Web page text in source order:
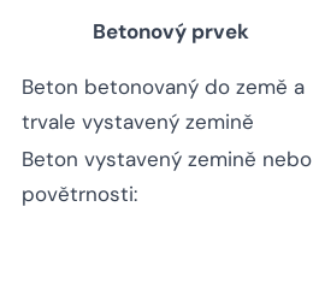
Betonový prvek
Beton betonovaný do země a
trvale vystavený zemině
Beton vystavený zemině nebo
povětrnosti: